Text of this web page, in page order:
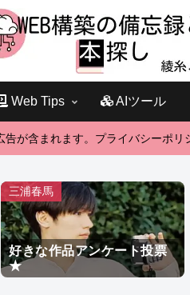
Web Tips AIツール
告が含まれます。プライバシーポ
三浦春馬
好きな作品アンケート投票
★